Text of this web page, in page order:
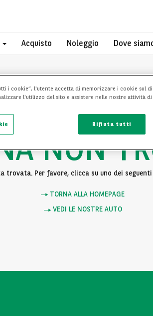
Acquisto Noleggio Dove
NON
trovata. Per favore, clicca su uno dei
TORNA ALLA HOMEPAGE
VEDI LE NOSTRE AUTO
i cookie”, l'utente accetta di memorizzare i cookie sul
l'utilizzo del sito e assistere nelle nostre attività
Rifiuta tutti